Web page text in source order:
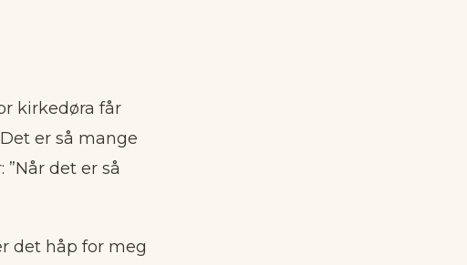
kirkedøra får
er så mange
det er så
det håp for meg